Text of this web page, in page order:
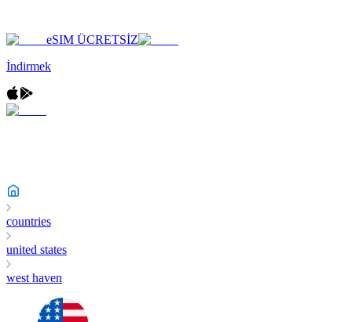
eSIM ÜCRETSİZ
İndirmek
countries
united states
west haven